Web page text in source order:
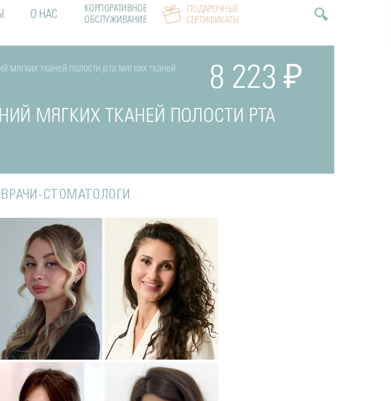
О НАС
КОРПОРАТИВНОЕ
ОБСЛУЖИВАНИЕ
ПОДАРОЧНЫЕ
СЕРТИФИКАТЫ
8 223 ₽
мягких тканей полости рта мягких тканей
МЯГКИХ ТКАНЕЙ ПОЛОСТИ РТА
СТОМАТОЛОГИ
Подробнеео Полина
Соколовская
Стоматолог-терапевт
Подробнеео
Прохорова
Анастасия
Стоматолог-терапевт